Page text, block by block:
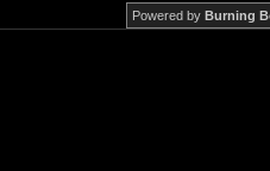
Powered by Burning